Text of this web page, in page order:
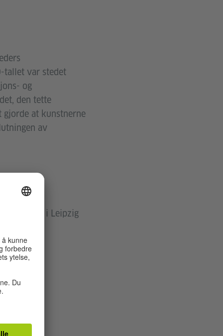
tallet var stedet
og
den tette
gjorde at kunstnerne
av
i Leipzig
i